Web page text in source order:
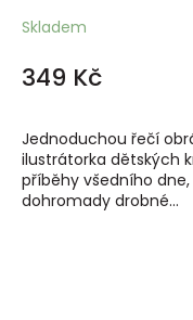
Skladem
349 Kč
Jednoduchou řečí
ilustrátorka dětských
příběhy všedního
dohromady drobné...